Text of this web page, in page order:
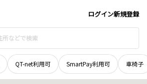
ログイン新規登録
QT-net利用可 SmartPay利用可 車椅子